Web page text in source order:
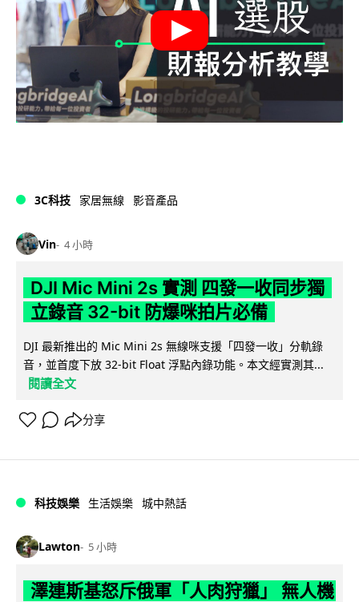
3C科技 家居無線 影音產品
Vin 4 小時
DJI Mic Mini 2s 實測 四發一收同步獨
立錄音 32-bit 防爆咪拍片必備
DJI 最新推出的 Mic Mini 2s 無線咪支援「四發一收」分軌錄
音，並首度下放 32-bit Float 浮點內錄功能。本文經實測其...
閱讀全文
分享
科技娛樂 生活娛樂 城中熱話
Lawton 5 小時
澤連斯基怒斥俄軍「人肉狩獵」 無人機